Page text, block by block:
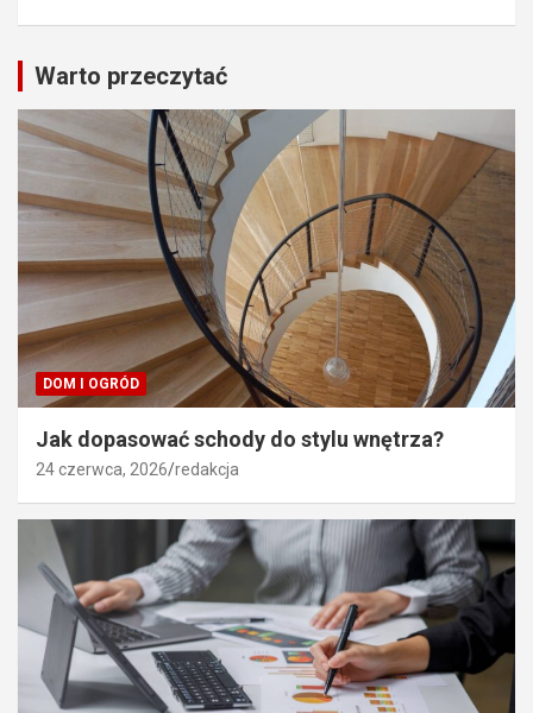
Warto przeczytać
DOM I OGRÓD
Jak dopasować schody do stylu wnętrza?
24 czerwca, 2026 redakcja